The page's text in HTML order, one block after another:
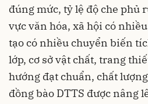
đúng mức, tỷ lệ độ che phủ
vực văn hóa, xã hội có
tạo có nhiều chuyển biến
lớp, cơ sở vật chất, trang
hướng đạt chuẩn, chất
đồng bào DTTS được nâng